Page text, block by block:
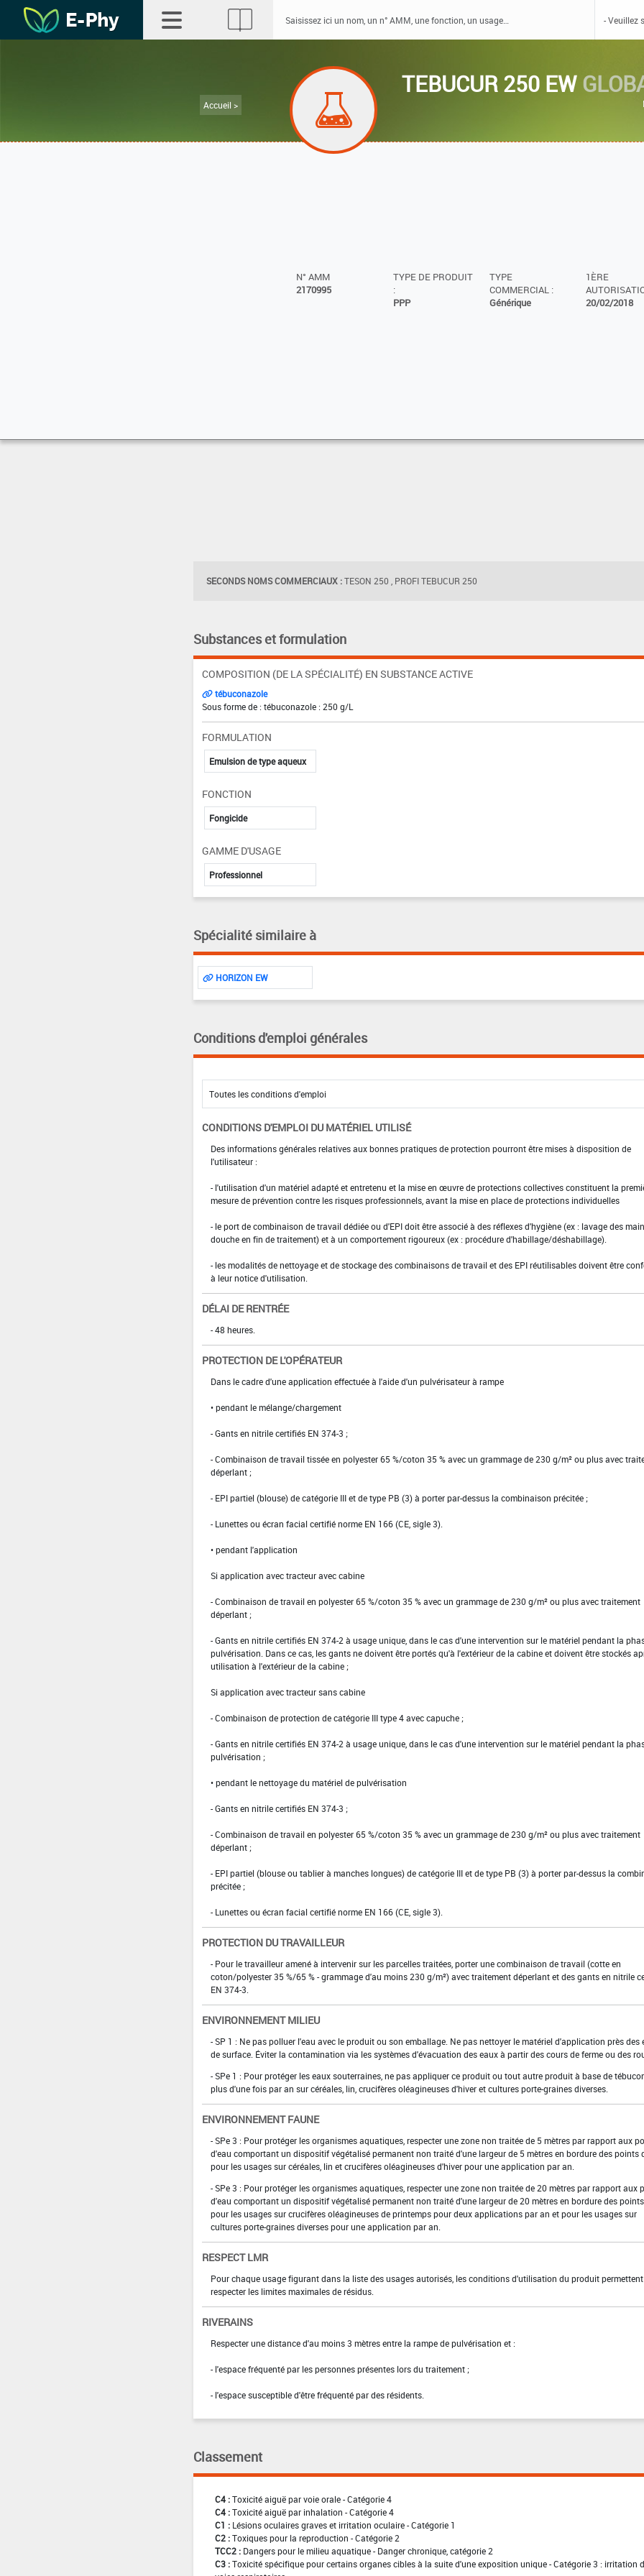
Accueil >
TEBUCUR 250 EW
N° AMM
2170995
TYPE DE PRODUIT
:
PPP
TYPE
COMMERCIAL :
Générique
1ÈRE
20/02/2018
SECONDS NOMS COMMERCIAUX : TESON 250 , PROFI TEBUCUR 250
Substances et formulation
COMPOSITION (DE LA SPÉCIALITÉ) EN SUBSTANCE ACTIVE
tébuconazole
Sous forme de : tébuconazole : 250 g/L
FORMULATION
Emulsion de type aqueux
FONCTION
Fongicide
GAMME D'USAGE
Professionnel
Spécialité similaire à
HORIZON EW
Conditions d'emploi générales
CONDITIONS D'EMPLOI DU MATÉRIEL UTILISÉ
Des informations générales relatives aux bonnes pratiques de protection pourront être mises à disposition de
l'utilisateur :
- l'utilisation d'un matériel adapté et entretenu et la mise en œuvre de protections collectives constituent la
mesure de prévention contre les risques professionnels, avant la mise en place de protections individuelles
- le port de combinaison de travail dédiée ou d'EPI doit être associé à des réflexes d'hygiène (ex : lavage des
douche en fin de traitement) et à un comportement rigoureux (ex : procédure d'habillage/déshabillage).
- les modalités de nettoyage et de stockage des combinaisons de travail et des EPI réutilisables doivent être
à leur notice d'utilisation.
DÉLAI DE RENTRÉE
- 48 heures.
PROTECTION DE L'OPÉRATEUR
Dans le cadre d'une application effectuée à l'aide d'un pulvérisateur à rampe
• pendant le mélange/chargement
- Gants en nitrile certifiés EN 374-3 ;
- Combinaison de travail tissée en polyester 65 %/coton 35 % avec un grammage de 230 g/m² ou plus avec
déperlant ;
- EPI partiel (blouse) de catégorie III et de type PB (3) à porter par-dessus la combinaison précitée ;
- Lunettes ou écran facial certifié norme EN 166 (CE, sigle 3).
• pendant l'application
Si application avec tracteur avec cabine
- Combinaison de travail en polyester 65 %/coton 35 % avec un grammage de 230 g/m² ou plus avec traitement
déperlant ;
- Gants en nitrile certifiés EN 374-2 à usage unique, dans le cas d'une intervention sur le matériel pendant la
pulvérisation. Dans ce cas, les gants ne doivent être portés qu'à l'extérieur de la cabine et doivent être stockés
utilisation à l'extérieur de la cabine ;
Si application avec tracteur sans cabine
- Combinaison de protection de catégorie III type 4 avec capuche ;
- Gants en nitrile certifiés EN 374-2 à usage unique, dans le cas d'une intervention sur le matériel pendant la
pulvérisation ;
• pendant le nettoyage du matériel de pulvérisation
- Gants en nitrile certifiés EN 374-3 ;
- Combinaison de travail en polyester 65 %/coton 35 % avec un grammage de 230 g/m² ou plus avec traitement
déperlant ;
- EPI partiel (blouse ou tablier à manches longues) de catégorie III et de type PB (3) à porter par-dessus la
précitée ;
- Lunettes ou écran facial certifié norme EN 166 (CE, sigle 3).
PROTECTION DU TRAVAILLEUR
- Pour le travailleur amené à intervenir sur les parcelles traitées, porter une combinaison de travail (cotte en
coton/polyester 35 %/65 % - grammage d'au moins 230 g/m²) avec traitement déperlant et des gants en nitrile
EN 374-3.
ENVIRONNEMENT MILIEU
- SP 1 : Ne pas polluer l'eau avec le produit ou son emballage. Ne pas nettoyer le matériel d'application près des
de surface. Éviter la contamination via les systèmes d'évacuation des eaux à partir des cours de ferme ou des
- SPe 1 : Pour protéger les eaux souterraines, ne pas appliquer ce produit ou tout autre produit à base de
plus d'une fois par an sur céréales, lin, crucifères oléagineuses d'hiver et cultures porte-graines diverses.
ENVIRONNEMENT FAUNE
- SPe 3 : Pour protéger les organismes aquatiques, respecter une zone non traitée de 5 mètres par rapport aux
d'eau comportant un dispositif végétalisé permanent non traité d'une largeur de 5 mètres en bordure des points
pour les usages sur céréales, lin et crucifères oléagineuses d'hiver pour une application par an.
- SPe 3 : Pour protéger les organismes aquatiques, respecter une zone non traitée de 20 mètres par rapport aux
d'eau comportant un dispositif végétalisé permanent non traité d'une largeur de 20 mètres en bordure des
pour les usages sur crucifères oléagineuses de printemps pour deux applications par an et pour les usages sur
cultures porte-graines diverses pour une application par an.
RESPECT LMR
Pour chaque usage figurant dans la liste des usages autorisés, les conditions d'utilisation du produit
respecter les limites maximales de résidus.
RIVERAINS
Respecter une distance d'au moins 3 mètres entre la rampe de pulvérisation et :
- l'espace fréquenté par les personnes présentes lors du traitement ;
- l'espace susceptible d'être fréquenté par des résidents.
Classement
C4 : Toxicité aiguë par voie orale - Catégorie 4
C4 : Toxicité aiguë par inhalation - Catégorie 4
C1 : Lésions oculaires graves et irritation oculaire - Catégorie 1
C2 : Toxiques pour la reproduction - Catégorie 2
TCC2 : Dangers pour le milieu aquatique - Danger chronique, catégorie 2
C3 : Toxicité spécifique pour certains organes cibles à la suite d'une exposition unique - Catégorie 3 : irritation